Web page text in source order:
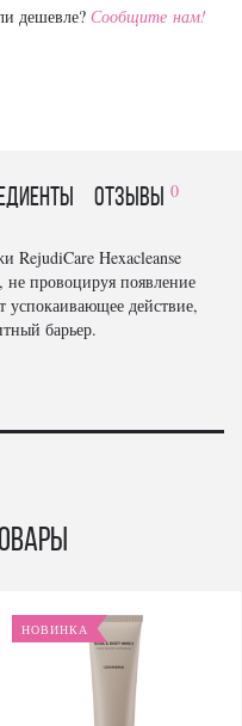
дешевле? Сообщите нам!
отзывы 0
RejudiCare Hexacleanse
провоцируя появление
действие,
барьер.
НОВИНКА